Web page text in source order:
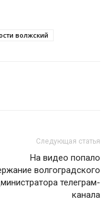
волжский
Следующая статья
На видео попало
волгоградского
телеграм-
канала